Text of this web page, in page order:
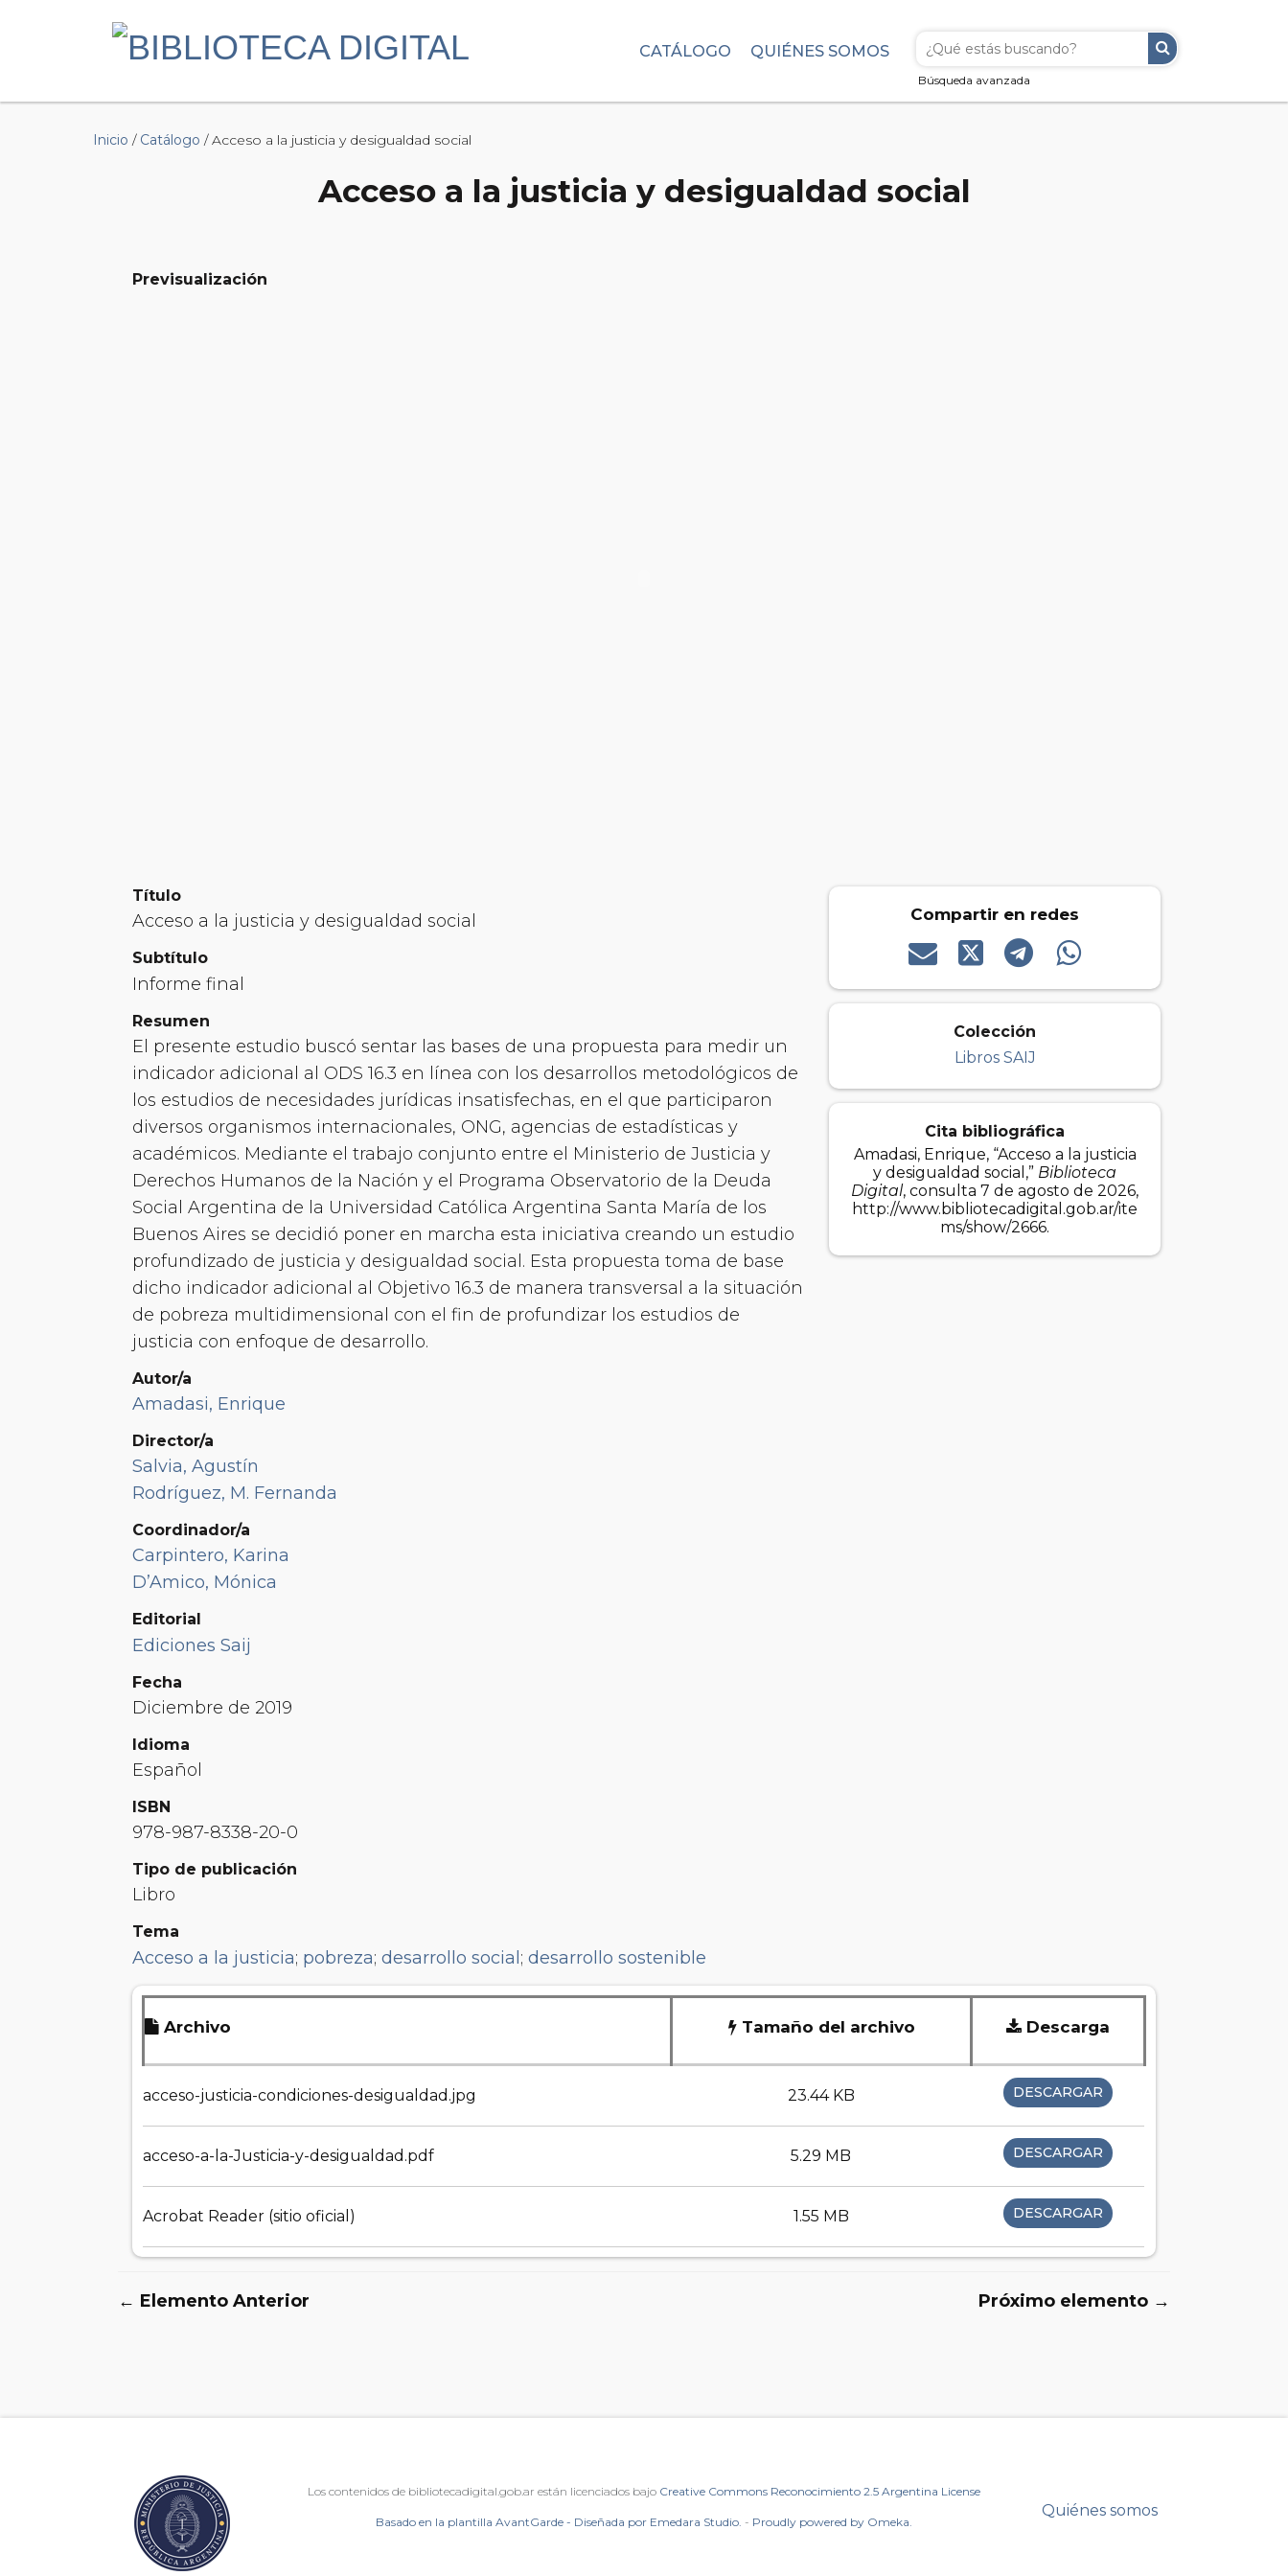
Búsqueda avanzada
CATÁLOGO QUIÉNES SOMOS
Inicio / Catálogo / Acceso a la justicia y desigualdad social
Acceso a la justicia y desigualdad social
Previsualización
Título
Acceso a la justicia y desigualdad social
Subtítulo
Informe final
Resumen
El presente estudio buscó sentar las bases de una propuesta para medir un
indicador adicional al ODS 16.3 en línea con los desarrollos metodológicos de
los estudios de necesidades jurídicas insatisfechas, en el que participaron
diversos organismos internacionales, ONG, agencias de estadísticas y
académicos. Mediante el trabajo conjunto entre el Ministerio de Justicia y
Derechos Humanos de la Nación y el Programa Observatorio de la Deuda
Social Argentina de la Universidad Católica Argentina Santa María de los
Buenos Aires se decidió poner en marcha esta iniciativa creando un estudio
profundizado de justicia y desigualdad social. Esta propuesta toma de base
dicho indicador adicional al Objetivo 16.3 de manera transversal a la situación
de pobreza multidimensional con el fin de profundizar los estudios de
justicia con enfoque de desarrollo.
Autor/a
Amadasi, Enrique
Director/a
Salvia, Agustín
Rodríguez, M. Fernanda
Coordinador/a
Carpintero, Karina
D’Amico, Mónica
Editorial
Ediciones Saij
Fecha
Diciembre de 2019
Idioma
Español
ISBN
978-987-8338-20-0
Tipo de publicación
Libro
Tema
Acceso a la justicia; pobreza; desarrollo social; desarrollo sostenible
Compartir en redes
Colección
Libros SAIJ
Cita bibliográfica
Amadasi, Enrique, “Acceso a la justicia
y desigualdad social,” Biblioteca
Digital, consulta 7 de agosto de 2026,
http://www.bibliotecadigital.gob.ar/ite
ms/show/2666.
Archivo Tamaño del archivo Descarga
acceso-justicia-condiciones-desigualdad.jpg 23.44 KB DESCARGAR
acceso-a-la-Justicia-y-desigualdad.pdf 5.29 MB DESCARGAR
Acrobat Reader (sitio oficial) 1.55 MB DESCARGAR
← Elemento Anterior Próximo elemento →
Los contenidos de bibliotecadigital.gob.ar están licenciados bajo Creative Commons Reconocimiento 2.5 Argentina License
Basado en la plantilla AvantGarde - Diseñada por Emedara Studio. - Proudly powered by Omeka.
Quiénes somos